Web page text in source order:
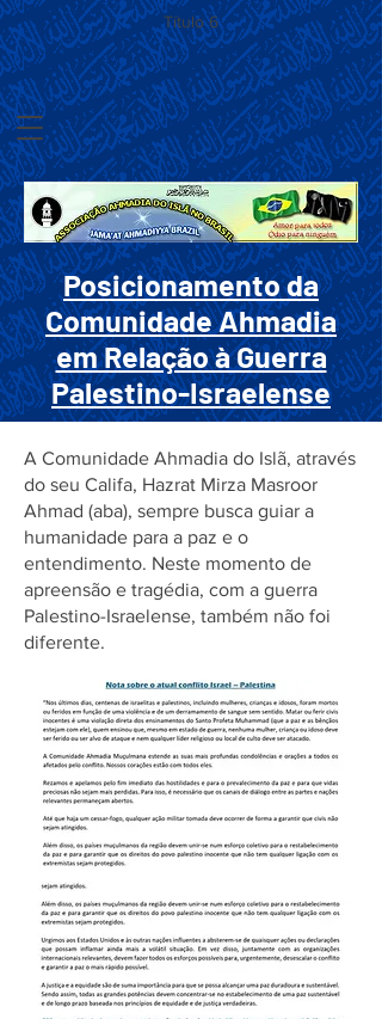
Título 6
Posicionamento da
Comunidade Ahmadia
em Relação à Guerra
Palestino-Israelense
A Comunidade Ahmadia do Islã, através
do seu Califa, Hazrat Mirza Masroor
Ahmad (aba), sempre busca guiar a
humanidade para a paz e o
entendimento. Neste momento de
apreensão e tragédia, com a guerra
Palestino-Israelense, também não foi
diferente.